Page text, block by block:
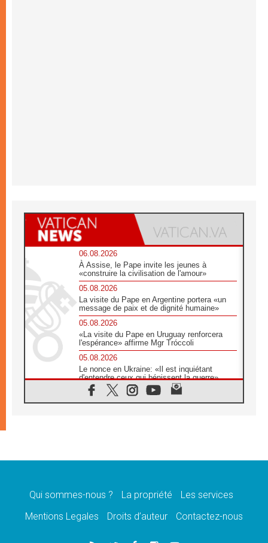
06.08.2026
À Assise, le Pape invite les jeunes à
«construire la civilisation de l'amour»
05.08.2026
La visite du Pape en Argentine portera «un
message de paix et de dignité humaine»
05.08.2026
«La visite du Pape en Uruguay renforcera
l'espérance» affirme Mgr Tróccoli
05.08.2026
Le nonce en Ukraine: «Il est inquiétant
d'entendre ceux qui bénissent la guerre»
05.08.2026
Léon XIV au Pérou, une lueur d'espoir pour
décès du cardinal Júlio Langa
Le Pape attendu en novembre en Uruguay,
05.08.2026
Qui sommes-nous ? La propriété
Les services
Mentions Legales
Droits d’auteur Contactez-nous